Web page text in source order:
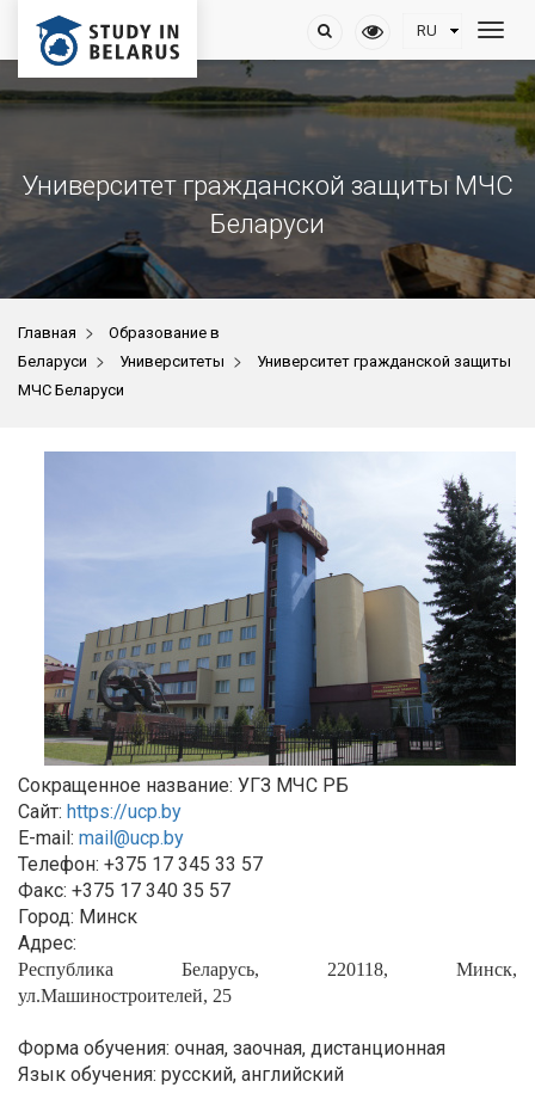
Университет гражданской защиты МЧС
Беларуси
Главная >
Образование в
Беларуси > Университеты >
Университет гражданской защиты
МЧС Беларуси
Сокращенное название: УГЗ МЧС РБ
Сайт: https://ucp.by
E-mail: mail@ucp.by
Телефон: +375 17 345 33 57
Факс: +375 17 340 35 57
Город: Минск
Адрес:
Республика Беларусь, 220118, Минск,
ул.Машиностроителей, 25
Форма обучения: очная, заочная, дистанционная
Язык обучения: русский, английский